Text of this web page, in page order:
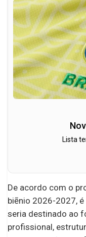
Lista
De acordo com o
biẽnio 2026-2027,
seria destinado ao
profissional,